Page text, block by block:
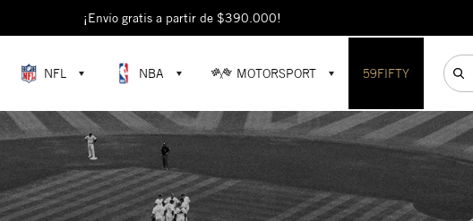
¡Envío gratis a partir de $390.000!
NFL NBA MOTORSPORT 59FIFTY